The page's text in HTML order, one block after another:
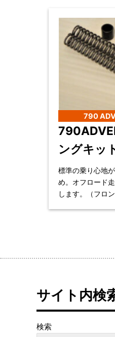
790
ングキッ
標準の乗り心地
め。オフロード
します。（フロン
サイト内検
検索